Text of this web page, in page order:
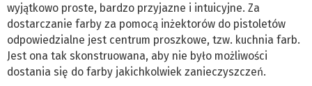
wyjątkowo proste, bardzo przyjazne i intuicyjne. Za
dostarczanie farby za pomocą inżektorów do pistoletów
odpowiedzialne jest centrum proszkowe, tzw. kuchnia farb.
Jest ona tak skonstruowana, aby nie było możliwości
dostania się do farby jakichkolwiek zanieczyszczeń.